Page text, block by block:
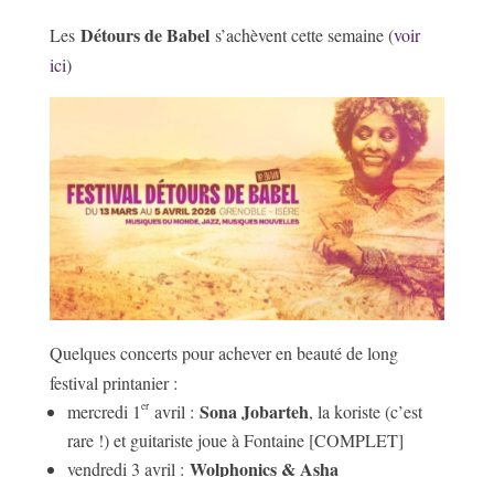
Les Détours de Babels’achèvent cette semaine (voir
ici)
Quelques concerts pour achever en beauté de long
festival printanier :
mercredi 1 eravril : Sona Jobarteh, la koriste (c’est
rare !) et guitariste joue à Fontaine [COMPLET]
vendredi 3 avril : Wolphonics & Asha